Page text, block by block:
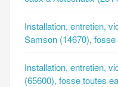
Installation, entretien,
Samson (14670),
Installation, entretien,
(65600), fosse toutes